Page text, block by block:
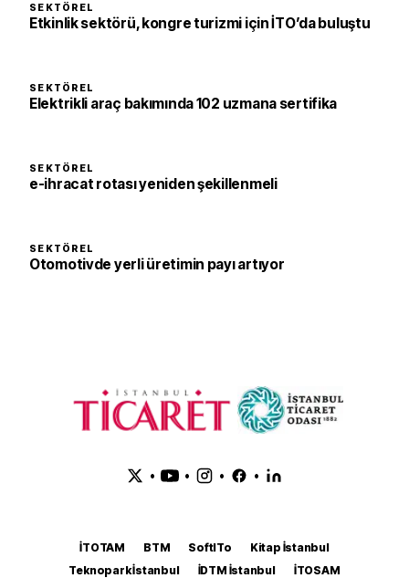
SEKTÖREL
Etkinlik sektörü, kongre turizmi için İTO’da buluştu
SEKTÖREL
Elektrikli araç bakımında 102 uzmana sertifika
SEKTÖREL
e-ihracat rotası yeniden şekillenmeli
SEKTÖREL
Otomotivde yerli üretimin payı artıyor
• • • •
İTOTAM BTM SoftITo
Kitap İstanbul
Teknopark İstanbul
İDTM İstanbul
İTOSAM